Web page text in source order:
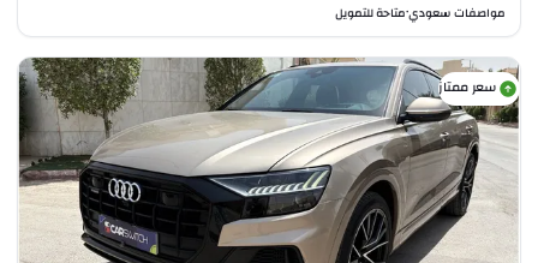
مواصفات سعودي•متاحة للتمويل
سعر ممتاز